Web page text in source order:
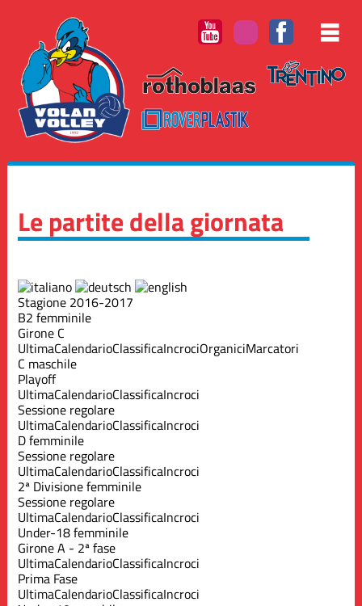
Le partite della giornata
Stagione 2016-2017
B2 femminile
Girone C
UltimaCalendarioClassificaIncrociOrganiciMarcatori
C maschile
Playoff
UltimaCalendarioClassificaIncroci
Sessione regolare
UltimaCalendarioClassificaIncroci
D femminile
Sessione regolare
UltimaCalendarioClassificaIncroci
2ª Divisione femminile
Sessione regolare
UltimaCalendarioClassificaIncroci
Under-18 femminile
Girone A - 2ª fase
UltimaCalendarioClassificaIncroci
Prima Fase
UltimaCalendarioClassificaIncroci